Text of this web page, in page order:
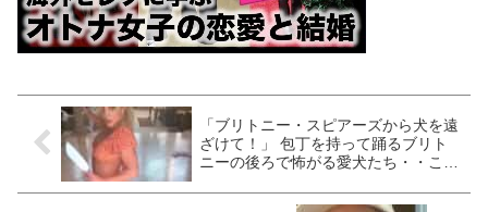
「ブリトニー・スピアーズから犬を遠
ざけて！」 包丁を持って踊るブリト
ニーの後ろで怖がる愛犬たち・・この
り］